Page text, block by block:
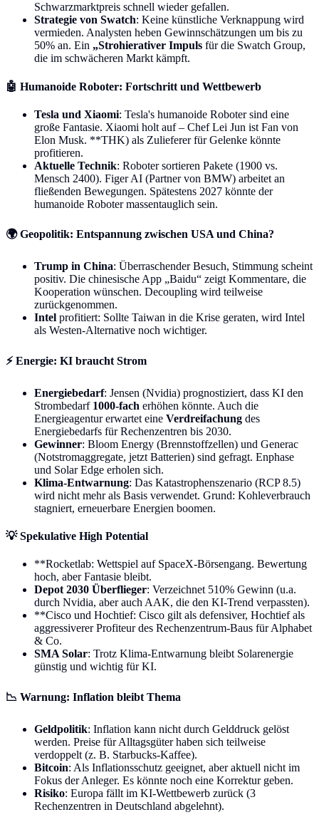
Schwarzmarktpreis schnell wieder gefallen.
Strategie von Swatch: Keine künstliche Verknappung wird
vermieden. Analysten heben Gewinnschätzungen um bis zu
50% an. Ein „Strohierativer Impuls für die Swatch Group,
die im schwächeren Markt kämpft.
🤖 Humanoide Roboter: Fortschritt und Wettbewerb
Tesla und Xiaomi: Tesla's humanoide Roboter sind eine
große Fantasie. Xiaomi holt auf – Chef Lei Jun ist Fan von
Elon Musk. **THK) als Zulieferer für Gelenke könnte
profitieren.
Aktuelle Technik: Roboter sortieren Pakete (1900 vs.
Mensch 2400). Figer AI (Partner von BMW) arbeitet an
fließenden Bewegungen. Spätestens 2027 könnte der
humanoide Roboter massentauglich sein.
🌍Geopolitik: Entspannung zwischen USA und China?
Trump in China: Überraschender Besuch, Stimmung scheint
positiv. Die chinesische App „Baidu“ zeigt Kommentare, die
Kooperation wünschen. Decoupling wird teilweise
zurückgenommen.
Intel profitiert: Sollte Taiwan in die Krise geraten, wird Intel
als Westen-Alternative noch wichtiger.
⚡Energie: KI braucht Strom
Energiebedarf: Jensen (Nvidia) prognostiziert, dass KI den
Strombedarf 1000-fach erhöhen könnte. Auch die
Energieagentur erwartet eine Verdreifachung des
Energiebedarfs für Rechenzentren bis 2030.
Gewinner: Bloom Energy (Brennstoffzellen) und Generac
(Notstromaggregate, jetzt Batterien) sind gefragt. Enphase
und Solar Edge erholen sich.
Klima-Entwarnung: Das Katastrophenszenario (RCP 8.5)
wird nicht mehr als Basis verwendet. Grund: Kohleverbrauch
stagniert, erneuerbare Energien boomen.
💡Spekulative High Potential
**Rocketlab: Wettspiel auf SpaceX-Börsengang. Bewertung
hoch, aber Fantasie bleibt.
Depot 2030 Überflieger: Verzeichnet 510% Gewinn (u.a.
durch Nvidia, aber auch AAK, die den KI-Trend verpassten).
**Cisco und Hochtief: Cisco gilt als defensiver, Hochtief als
aggressiverer Profiteur des Rechenzentrum-Baus für Alphabet
& Co.
SMA Solar: Trotz Klima-Entwarnung bleibt Solarenergie
günstig und wichtig für KI.
📉 Warnung: Inflation bleibt Thema
Geldpolitik: Inflation kann nicht durch Gelddruck gelöst
werden. Preise für Alltagsgüter haben sich teilweise
verdoppelt (z. B. Starbucks-Kaffee).
Bitcoin: Als Inflationsschutz geeignet, aber aktuell nicht im
Fokus der Anleger. Es könnte noch eine Korrektur geben.
Risiko: Europa fällt im KI-Wettbewerb zurück (3
Rechenzentren in Deutschland abgelehnt).